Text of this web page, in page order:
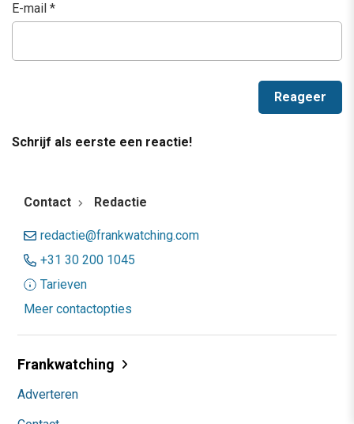
E-mail *
Schrijf als eerste een reactie!
Contact Redactie
redactie@frankwatching.com
+31 30 200 1045
Tarieven
Meer contactopties
Frankwatching
Adverteren